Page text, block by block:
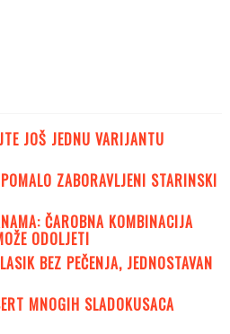
JOŠ JEDNU VARIJANTU
ZABORAVLJENI STARINSKI
ČAROBNA KOMBINACIJA
ODOLJETI
BEZ PEČENJA, JEDNOSTAVAN
MNOGIH SLADOKUSACA